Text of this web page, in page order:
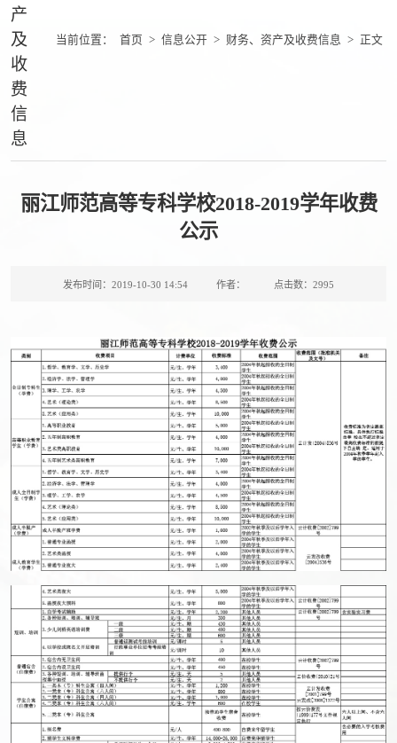
产
及
收
费
信
息
当前位置： 首页 > 信息公开 > 财务、资产及收费信息 > 正文
丽江师范高等专科学校2018-2019学年收费
公示
发布时间：2019-10-30 14:54 作者： 点击数： 2995